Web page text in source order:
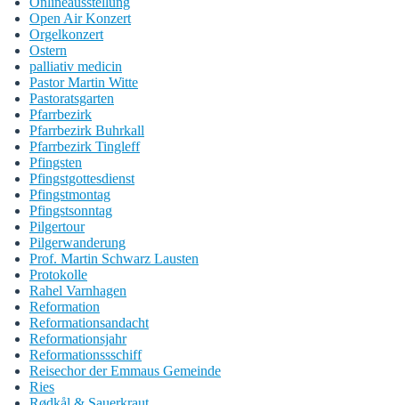
Open Air Konzert
Orgelkonzert
Ostern
palliativ medicin
Pastor Martin Witte
Pastoratsgarten
Pfarrbezirk
Pfarrbezirk Buhrkall
Pfarrbezirk Tingleff
Pfingsten
Pfingstgottesdienst
Pfingstmontag
Pfingstsonntag
Pilgertour
Pilgerwanderung
Prof. Martin Schwarz Lausten
Protokolle
Rahel Varnhagen
Reformation
Reformationsandacht
Reformationsjahr
Reformationssschiff
Reisechor der Emmaus Gemeinde
Ries